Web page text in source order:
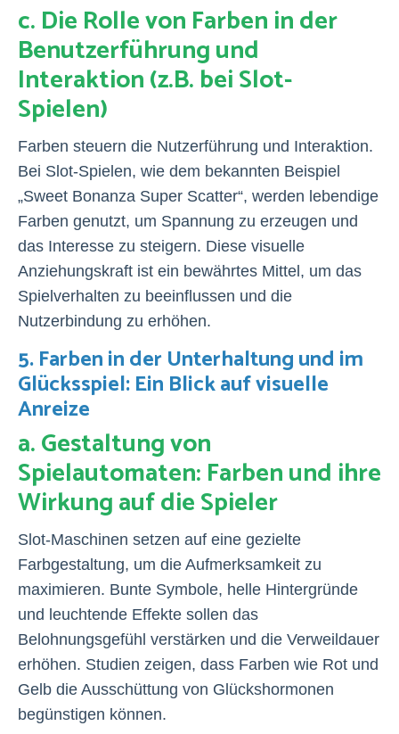
c. Die Rolle von Farben in der
Benutzerführung und
Interaktion (z.B. bei Slot-
Spielen)
Farben steuern die Nutzerführung und Interaktion.
Bei Slot-Spielen, wie dem bekannten Beispiel
„Sweet Bonanza Super Scatter“, werden lebendige
Farben genutzt, um Spannung zu erzeugen und
das Interesse zu steigern. Diese visuelle
Anziehungskraft ist ein bewährtes Mittel, um das
Spielverhalten zu beeinflussen und die
Nutzerbindung zu erhöhen.
5. Farben in der Unterhaltung und im
Glücksspiel: Ein Blick auf visuelle
Anreize
a. Gestaltung von
Spielautomaten: Farben und ihre
Wirkung auf die Spieler
Slot-Maschinen setzen auf eine gezielte
Farbgestaltung, um die Aufmerksamkeit zu
maximieren. Bunte Symbole, helle Hintergründe
und leuchtende Effekte sollen das
Belohnungsgefühl verstärken und die Verweildauer
erhöhen. Studien zeigen, dass Farben wie Rot und
Gelb die Ausschüttung von Glückshormonen
begünstigen können.